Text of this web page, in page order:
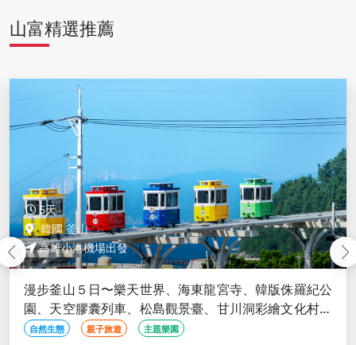
山富精選推薦
5天
韓國 釜山
高雄小港機場出發
漫步釜山５日－樂天世界、海東龍宮寺、韓版侏羅紀公
園、天空膠囊列車、松島觀景臺、甘川洞彩繪文化村、
穿韓服體驗-高雄出發
自然生態 親子旅遊 主題樂園